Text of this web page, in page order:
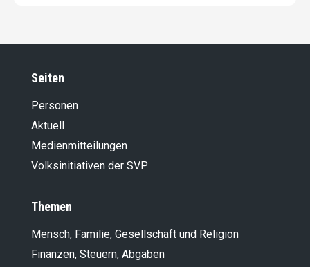
Seiten
Personen
Aktuell
Medienmitteilungen
Volksinitiativen der SVP
Themen
Mensch, Familie, Gesellschaft und Religion
Finanzen, Steuern, Abgaben